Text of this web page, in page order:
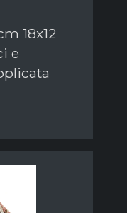
18x12
e